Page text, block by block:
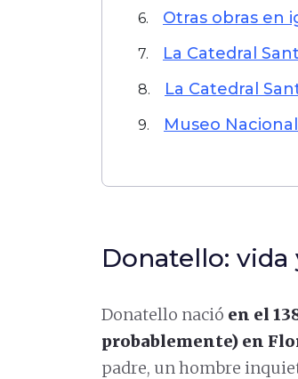
6. Otras obras en
7. La Catedral
8. La Catedral
9. Museo
Donatello: vida
Donatello nació en el
probablemente) en
padre, un hombre